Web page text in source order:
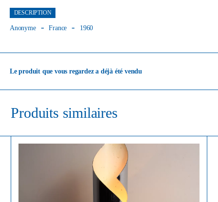
DESCRIPTION
Anonyme France 1960
Le produit que vous regardez a déjà été vendu
Produits similaires